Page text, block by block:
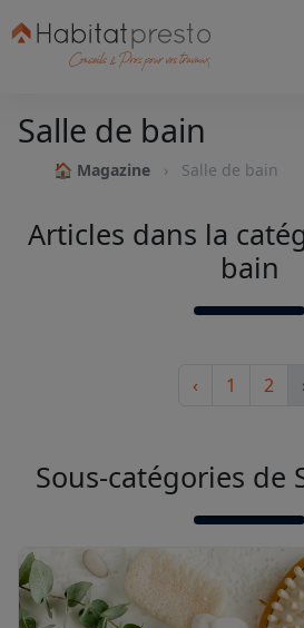
Salle de bain
🏠 Magazine Salle de bain
Articles dans la
bain
‹ 1 2
Sous-catégories de